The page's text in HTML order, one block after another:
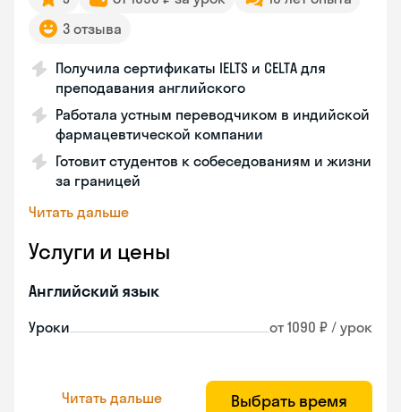
3 отзыва
Получила сертификаты IELTS и CELTA для
преподавания английского
Работала устным переводчиком в индийской
фармацевтической компании
Готовит студентов к собеседованиям и жизни
за границей
Читать дальше
Услуги и цены
Английский язык
Уроки от 1090 ₽ / урок
Читать дальше Выбрать время